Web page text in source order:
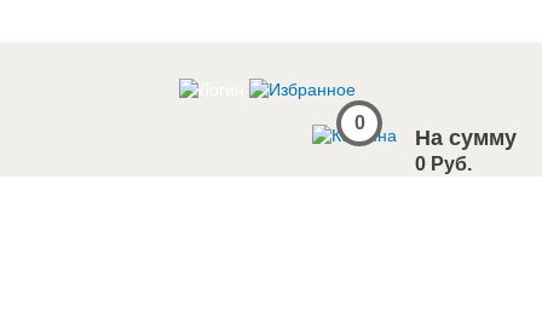
0
На сумму
0 Руб.